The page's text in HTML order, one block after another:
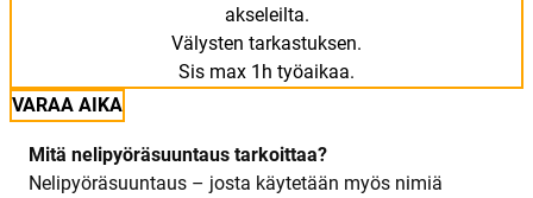
akseleilta.
Välysten tarkastuksen.
Sis max 1h työaikaa.
VARAA AIKA
Mitä nelipyöräsuuntaus tarkoittaa?
Nelipyöräsuuntaus – josta käytetään myös nimiä